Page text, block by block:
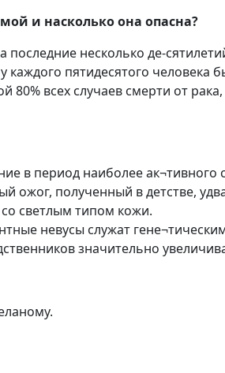
и насколько она опасна?
несколько де-
у каждого пятидесятого
всех случаев смерти от
в период наиболее
ожог, полученный в детстве,
светлым типом кожи.
невусы служат
значительно